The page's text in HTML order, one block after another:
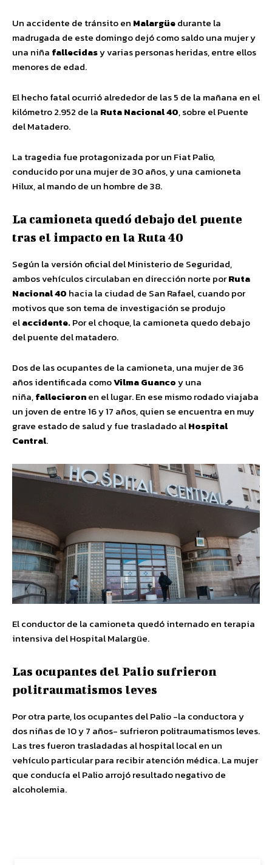
Un accidente de tránsito en Malargüedurante la
madrugada de este domingo dejó como saldo una mujer y
una niña fallecidasy varias personas heridas, entre ellos
menores de edad.
El hecho fatal ocurrió alrededor de las 5 de la mañana en el
kilómetro 2.952 de la Ruta Nacional 40, sobre el Puente
del Matadero.
La tragedia fue protagonizada por un Fiat Palio,
conducido por una mujer de 30 años, y una camioneta
Hilux, al mando de un hombre de 38.
La camioneta quedó debajo del puente
tras el impacto en la Ruta 40
Según la versión oficial del Ministerio de Seguridad,
ambos vehículos circulaban en dirección norte porRuta
Nacional 40 hacia la ciudad de San Rafael, cuando por
motivos que son tema de investigación se produjo
elaccidente.Por el choque, la camioneta quedo debajo
del puente del matadero.
Dos de las ocupantes de la camioneta, una mujer de 36
años identificada comoVilma Guancoy una
niña,fallecieronen el lugar. En ese mismo rodado viajaba
un joven de entre 16 y 17 años, quien se encuentra en muy
grave estado de salud y fue trasladado alHospital
Central.
El conductor de la camioneta quedó internado en terapia
intensiva del Hospital Malargüe.
Las ocupantes del Palio sufrieron
politraumatismos leves
Por otra parte, los ocupantes del Palio -la conductora y
dos niñas de 10 y 7 años- sufrieron politraumatismos leves.
Las tres fueron trasladadas al hospital local en un
vehículo particular para recibir atención médica. La mujer
que conducía el Palio arrojó resultado negativo de
alcoholemia.